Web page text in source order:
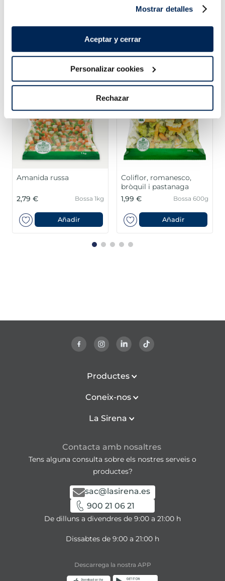
Mostrar detalles
Aceptar y cerrar
Personalizar cookies
Rechazar
Combina-ho i fes un menú de 10!
Amanida russa
2,79 € Bossa 1kg
Añadir
Coliflor, romanesco,
bròquil i pastanaga
1,99 €
Bossa 600g
Añadir
Productes
Coneix-nos
La Sirena
Contacta amb nosaltres
Tens alguna consulta sobre els nostres serveis o
productes?
sac@lasirena.es
900 21 06 21
De dilluns a divendres de 9:00 a 21:00 h
Dissabtes de 9:00 a 21:00 h
Descarrega la nostra APP